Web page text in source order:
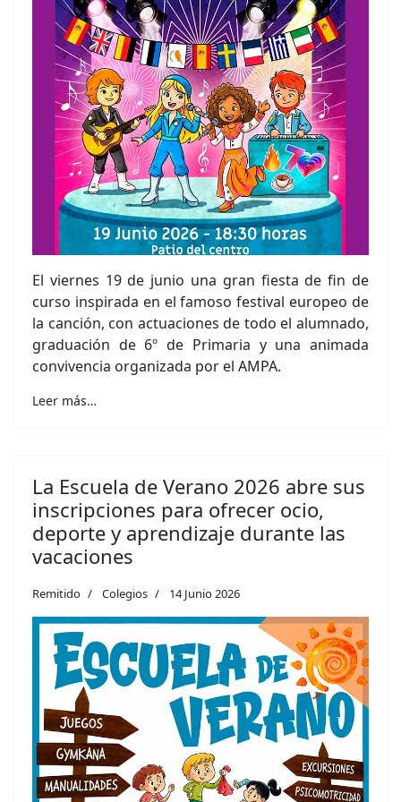
El viernes 19 de junio una gran fiesta de fin de
curso inspirada en el famoso festival europeo de
la canción, con actuaciones de todo el alumnado,
graduación de 6º de Primaria y una animada
convivencia organizada por el AMPA.
Leer más…
La Escuela de Verano 2026 abre sus
inscripciones para ofrecer ocio,
deporte y aprendizaje durante las
vacaciones
Remitido Colegios 14 Junio 2026